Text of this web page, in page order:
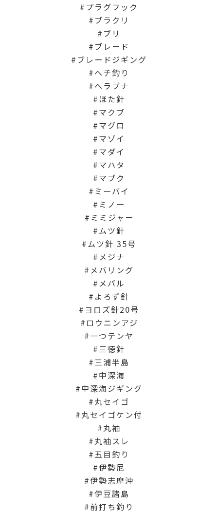
プラグフック
ブラクリ
ブリ
ブレード
ブレードジギング
ヘチ釣り
ヘラブナ
ほた針
マクブ
マグロ
マゾイ
マダイ
マハタ
マブク
ミーバイ
ミノー
ミミジャー
ムツ針
ムツ針 35号
メジナ
メバリング
メバル
よろず針
ヨロズ針20号
ロウニンアジ
一つテンヤ
三徳針
三浦半島
中深海
中深海ジギング
丸セイゴ
丸セイゴケン付
丸袖
丸袖スレ
五目釣り
伊勢尼
伊勢志摩沖
伊豆諸島
前打ち釣り